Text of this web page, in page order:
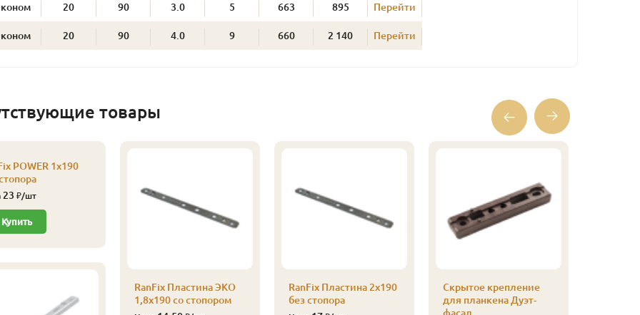
20 90 3.0 5 663 895 Перейти
20 90 4.0 9 660 2 140 Перейти
товары
POWER 1х190
23 ₽/шт
Купить
RanFix Пластина ЭКО
1,8х190 со стопором
RanFix Пластина 2х190
без стопора
Скрытое крепление
для планкена Дуэт-